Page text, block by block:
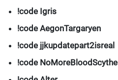
!code Igris
!code AegonTargaryen
!code jjkupdatepart2isreal
!code NoMoreBloodScythe